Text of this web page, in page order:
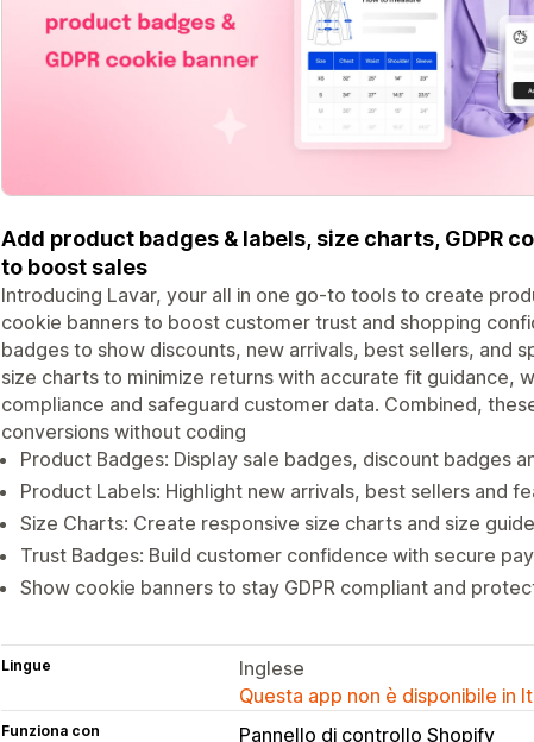
Add product badges & labels, size charts, GDPR
to boost sales
Introducing Lavar, your all in one go-to tools to create
cookie banners to boost customer trust and shopping
badges to show discounts, new arrivals, best sellers, and
size charts to minimize returns with accurate fit guidance,
compliance and safeguard customer data. Combined,
conversions without coding
Product Badges: Display sale badges, discount badges
Product Labels: Highlight new arrivals, best sellers and
Size Charts: Create responsive size charts and size
Trust Badges: Build customer confidence with secure
Show cookie banners to stay GDPR compliant and
Lingue
Inglese
Questa app non è disponibile in
Funziona con Pannello di controllo Shopify